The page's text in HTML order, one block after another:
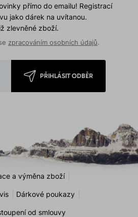
přímo do emailu! Registrací
jako dárek na uvítanou.
zlevněné zboží.
zpracováním osobních údajů.
PŘIHLÁSIT ODBĚR
a výměna zboží
Dárkové poukazy
od smlouvy